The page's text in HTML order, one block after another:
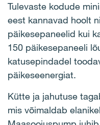
Tulevaste kodude
eest kannavad hoolt
päikesepaneelid kui
150 päikesepaneeli
katusepindadel
päikeseenergiat.
Kütte ja jahutuse
mis võimaldab